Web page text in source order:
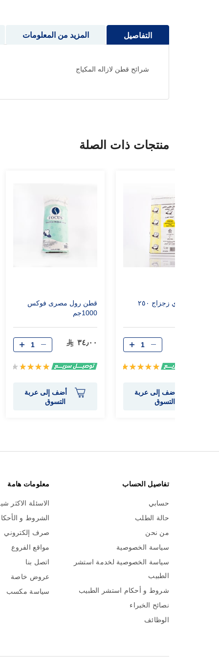
معرض
التفاصيل
شرائح قطن لازاله المكياج
المزيد من المعلومات
منتجات ذات الصلة
قطن مصري زجزاج ٢٥٠
تقييم:
أضف إلى عربة
التسوق
قطن رول مصرى فوكس
1000جم
٣٤٫٠٠
تقييم:
أضف إلى عربة
التسوق
تفاصيل الحساب
حسابي
حالة الطلب
من نحن
سياسة الخصوصية
سياسة الخصوصية لخدمة استشر
الطبيب
شروط و أحكام استشر الطبيب
نصائح الخبراء
الوظائف
معلومات هامة
الاسئلة الاكثر
الشروط و
صرف إلكتروني
مواقع الفروع
اتصل بنا
عروض خاصة
سياسة مكسب